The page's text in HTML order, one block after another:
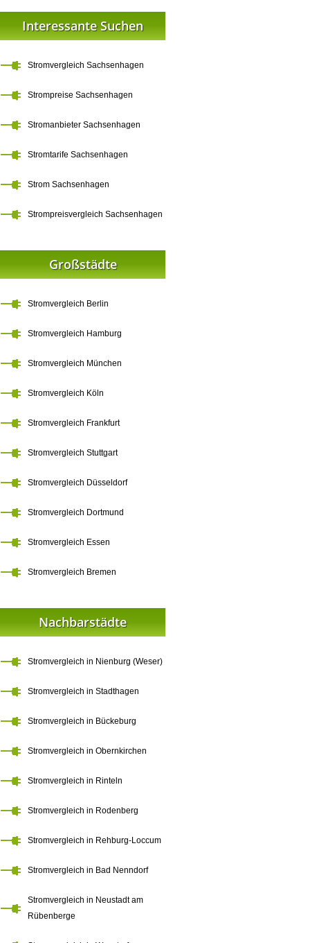
Interessante Suchen
Stromvergleich Sachsenhagen
Strompreise Sachsenhagen
Stromanbieter Sachsenhagen
Stromtarife Sachsenhagen
Strom Sachsenhagen
Strompreisvergleich Sachsenhagen
Großstädte
Stromvergleich Berlin
Stromvergleich Hamburg
Stromvergleich München
Stromvergleich Köln
Stromvergleich Frankfurt
Stromvergleich Stuttgart
Stromvergleich Düsseldorf
Stromvergleich Dortmund
Stromvergleich Essen
Stromvergleich Bremen
Nachbarstädte
Stromvergleich in Nienburg (Weser)
Stromvergleich in Stadthagen
Stromvergleich in Bückeburg
Stromvergleich in Obernkirchen
Stromvergleich in Rinteln
Stromvergleich in Rodenberg
Stromvergleich in Rehburg-Loccum
Stromvergleich in Bad Nenndorf
Stromvergleich in Neustadt am
Rübenberge